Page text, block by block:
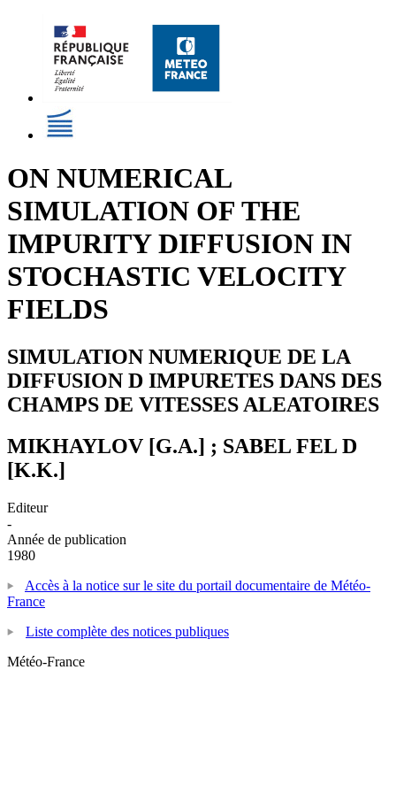
ON NUMERICAL
SIMULATION OF THE
IMPURITY DIFFUSION IN
STOCHASTIC VELOCITY
FIELDS
SIMULATION NUMERIQUE DE LA
DIFFUSION D IMPURETES DANS DES
CHAMPS DE VITESSES ALEATOIRES
MIKHAYLOV [G.A.] ; SABEL FEL D
[K.K.]
Editeur
-
Année de publication
1980
Accès à la notice sur le site du portail documentaire de Météo-
France
Liste complète des notices publiques
Météo-France